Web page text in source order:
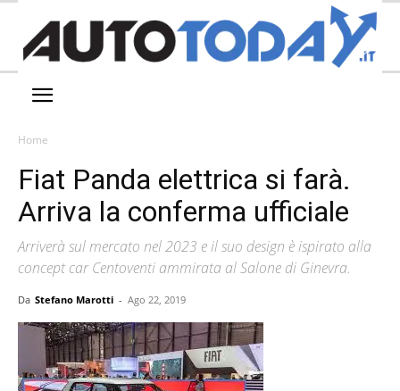
Home
Fiat Panda elettrica si farà.
Arriva la conferma ufficiale
Arriverà sul mercato nel 2023 e il suo design è ispirato alla
concept car Centoventi ammirata al Salone di Ginevra.
Da Stefano Marotti - Ago 22, 2019